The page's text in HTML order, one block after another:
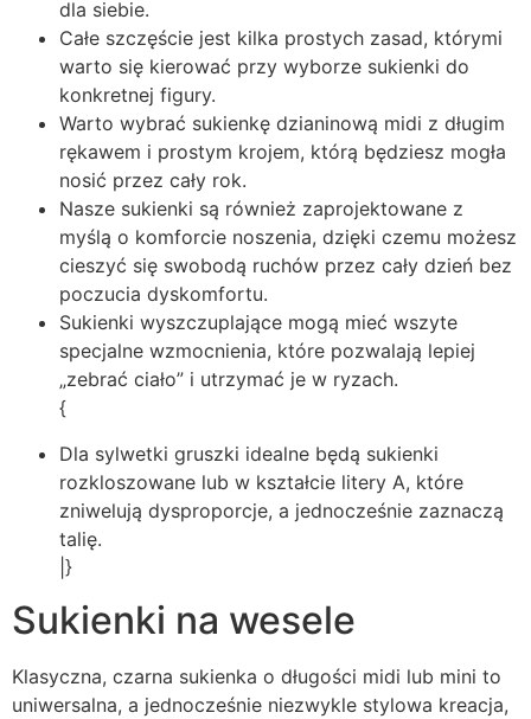
dla siebie.
Całe szczęście jest kilka prostych zasad, którymi
warto się kierować przy wyborze sukienki do
konkretnej figury.
Warto wybrać sukienkę dzianinową midi z długim
rękawem i prostym krojem, którą będziesz mogła
nosić przez cały rok.
Nasze sukienki są również zaprojektowane z
myślą o komforcie noszenia, dzięki czemu możesz
cieszyć się swobodą ruchów przez cały dzień bez
poczucia dyskomfortu.
Sukienki wyszczuplające mogą mieć wszyte
specjalne wzmocnienia, które pozwalają lepiej
„zebrać ciało” i utrzymać je w ryzach.
{
Dla sylwetki gruszki idealne będą sukienki
rozkloszowane lub w kształcie litery A, które
zniwelują dysproporcje, a jednocześnie zaznaczą
talię.
|}
Sukienki na wesele
Klasyczna, czarna sukienka o długości midi lub mini to
uniwersalna, a jednocześnie niezwykle stylowa kreacja,